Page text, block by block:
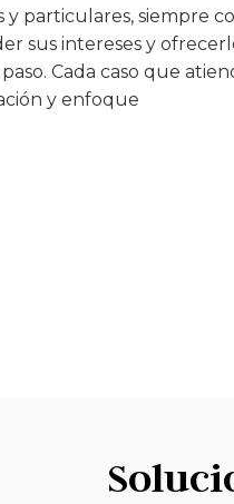
y particulares, siempre
sus intereses y
Cada caso que
y enfoque